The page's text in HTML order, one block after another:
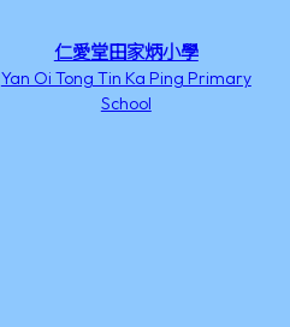
仁愛堂田家炳小學
Yan Oi Tong Tin Ka Ping Primary
School